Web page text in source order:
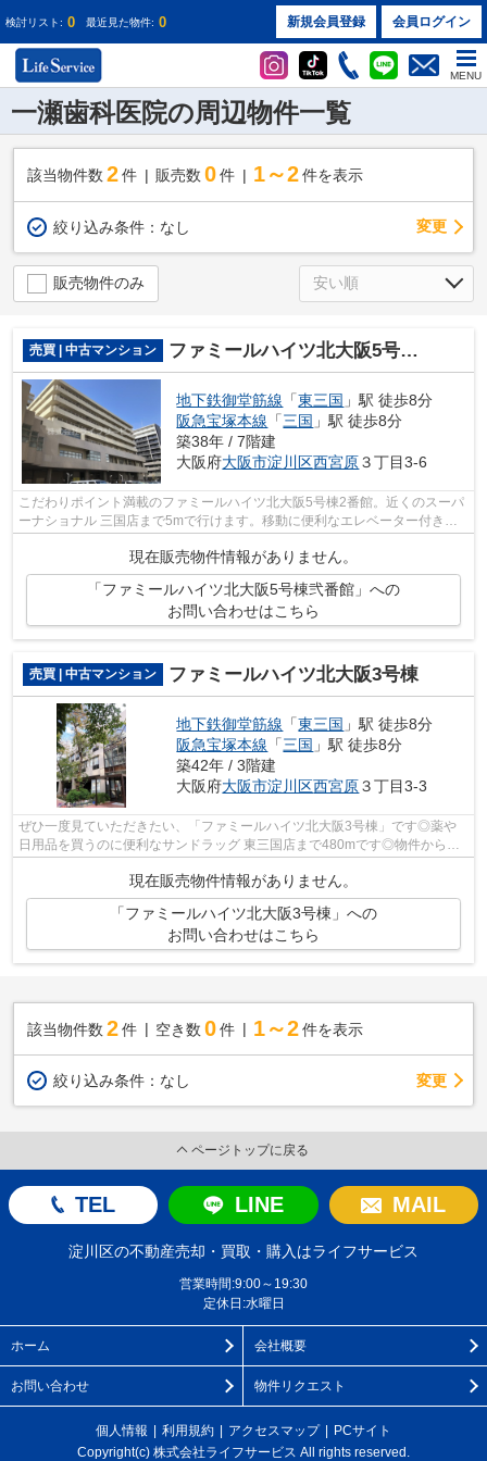
検討リスト: 0 最近見た物件: 0 新規会員登録 会員ログイン
MENU
一瀬歯科医院の周辺物件一覧
該当物件数 2件 販売数 0 件 1～2 件を表示
絞り込み条件： なし 変更
販売物件のみ
売買 | 中古マンション ファミールハイツ北大阪5号棟弐番館
地下鉄御堂筋線 「東三国 」駅 徒歩8分
阪急宝塚本線 「三国 」駅 徒歩8分
築38年 / 7階建
大阪府大阪市淀川区西宮原３丁目3-6
こだわりポイント満載のファミールハイツ北大阪5号棟2番館。近くのスーパ
ーナショナル 三国店まで5mで行けます。移動に便利なエレベーター付きの
現在販売物件情報がありません。
「ファミールハイツ北大阪5号棟弐番館」への
お問い合わせはこちら
売買 | 中古マンション ファミールハイツ北大阪3号棟
地下鉄御堂筋線 「東三国 」駅 徒歩8分
阪急宝塚本線 「三国 」駅 徒歩8分
築42年 / 3階建
大阪府大阪市淀川区西宮原３丁目3-3
ぜひ一度見ていただきたい、「ファミールハイツ北大阪3号棟」です◎薬や
日用品を買うのに便利なサンドラッグ 東三国店まで480mです◎物件から駅
現在販売物件情報がありません。
「ファミールハイツ北大阪3号棟」への
お問い合わせはこちら
該当物件数 2件 空き数 0 件 1～2 件を表示
絞り込み条件： なし 変更
ページトップに戻る
TEL LINE MAIL
淀川区の不動産売却・買取・購入はライフサービス
営業時間:9:00～19:30
定休日:水曜日
ホーム 会社概要
お問い合わせ 物件リクエスト
個人情報 利用規約 アクセスマップ
PCサイト
Copyright(c) 株式会社ライフサービス All rights reserved.